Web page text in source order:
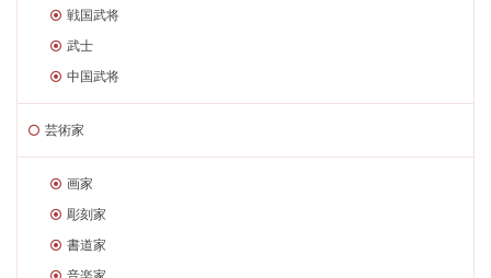
戦国武将
武士
中国武将
芸術家
画家
彫刻家
書道家